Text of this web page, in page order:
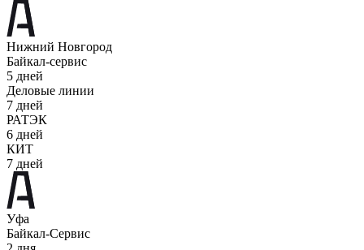
Нижний Новгород
Байкал-сервис
5 дней
Деловые линии
7 дней
РАТЭК
6 дней
КИТ
7 дней
Уфа
Байкал-Сервис